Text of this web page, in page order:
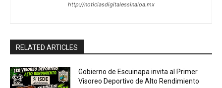
http://noticiasdigitalessinaloa.mx
RELATED ARTICLES
Gobierno de Escuinapa invita al Primer
Visoreo Deportivo de Alto Rendimiento